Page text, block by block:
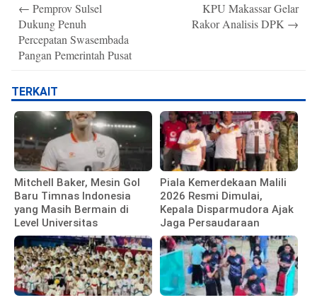
navigation
← Pemprov Sulsel
Dukung Penuh
Percepatan Swasembada
Pangan Pemerintah Pusat
KPU Makassar Gelar
Rakor Analisis DPK →
TERKAIT
Mitchell Baker, Mesin Gol
Baru Timnas Indonesia
yang Masih Bermain di
Level Universitas
Piala Kemerdekaan Malili
2026 Resmi Dimulai,
Kepala Disparmudora Ajak
Jaga Persaudaraan